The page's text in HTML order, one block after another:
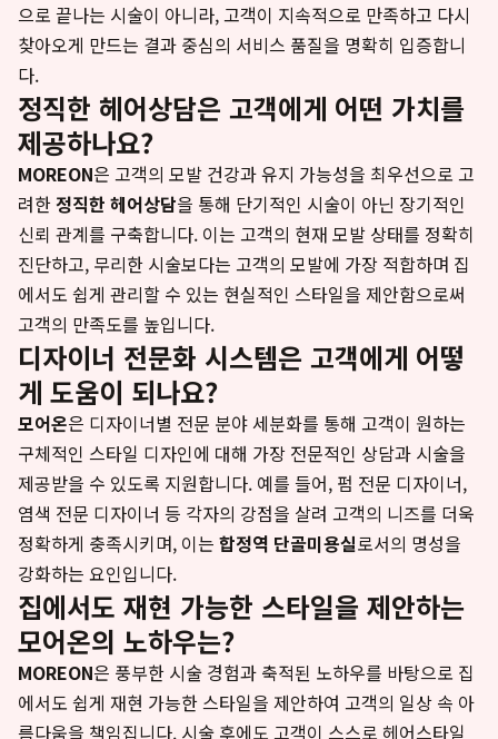
으로 끝나는 시술이 아니라, 고객이 지속적으로 만족하고 다시
찾아오게 만드는 결과 중심의 서비스 품질을 명확히 입증합니
다.
정직한 헤어상담은 고객에게 어떤 가치를
제공하나요?
MOREON은 고객의 모발 건강과 유지 가능성을 최우선으로 고
려한정직한 헤어상담을 통해 단기적인 시술이 아닌 장기적인
신뢰 관계를 구축합니다. 이는 고객의 현재 모발 상태를 정확히
진단하고, 무리한 시술보다는 고객의 모발에 가장 적합하며 집
에서도 쉽게 관리할 수 있는 현실적인 스타일을 제안함으로써
고객의 만족도를 높입니다.
디자이너 전문화 시스템은 고객에게 어떻
게 도움이 되나요?
모어온은 디자이너별 전문 분야 세분화를 통해 고객이 원하는
구체적인 스타일 디자인에 대해 가장 전문적인 상담과 시술을
제공받을 수 있도록 지원합니다. 예를 들어, 펌 전문 디자이너,
염색 전문 디자이너 등 각자의 강점을 살려 고객의 니즈를 더욱
정확하게 충족시키며, 이는 합정역 단골미용실로서의 명성을
강화하는 요인입니다.
집에서도 재현 가능한 스타일을 제안하는
모어온의 노하우는?
MOREON은 풍부한 시술 경험과 축적된 노하우를 바탕으로 집
에서도 쉽게 재현 가능한 스타일을 제안하여 고객의 일상 속 아
름다움을 책임집니다. 시술 후에도 고객이 스스로 헤어스타일